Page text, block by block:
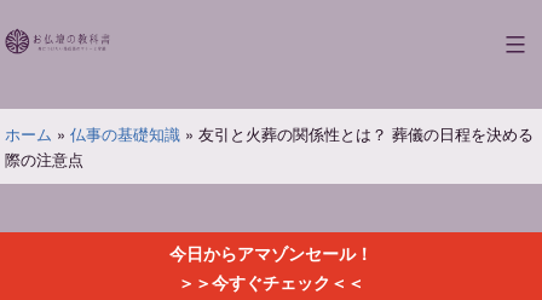
ン
ツ
へ
ス
お
壇
の
教
ホーム » 仏事の基礎知識» 友引と火葬の関係性とは？ 葬儀の日程を決める
際の注意点
今日からアマゾンセール！
＞＞今すぐチェック＜＜